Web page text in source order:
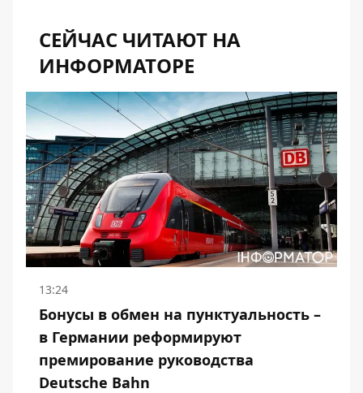
СЕЙЧАС ЧИТАЮТ НА
ИНФОРМАТОРЕ
13:24
Бонусы в обмен на пунктуальность –
в Германии реформируют
премирование руководства
Deutsche Bahn